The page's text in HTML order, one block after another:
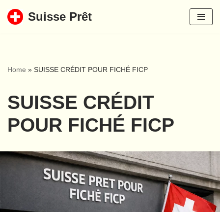
Aller
Suisse Prêt
Home » SUISSE CRÉDIT POUR FICHÉ FICP
SUISSE CRÉDIT
POUR FICHÉ FICP